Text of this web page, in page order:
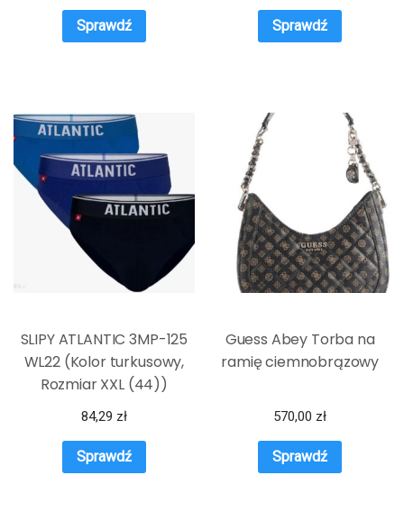
Sprawdź Sprawdź
SLIPY ATLANTIC 3MP-125
WL22 (Kolor turkusowy,
Rozmiar XXL (44))
84,29 zł
Sprawdź
Guess Abey Torba na
ramię ciemnobrązowy
570,00 zł
Sprawdź